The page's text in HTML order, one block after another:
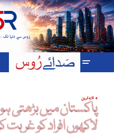
تازہ ترین
پاکستان میں بڑھتی
لاکھوں افراد کو